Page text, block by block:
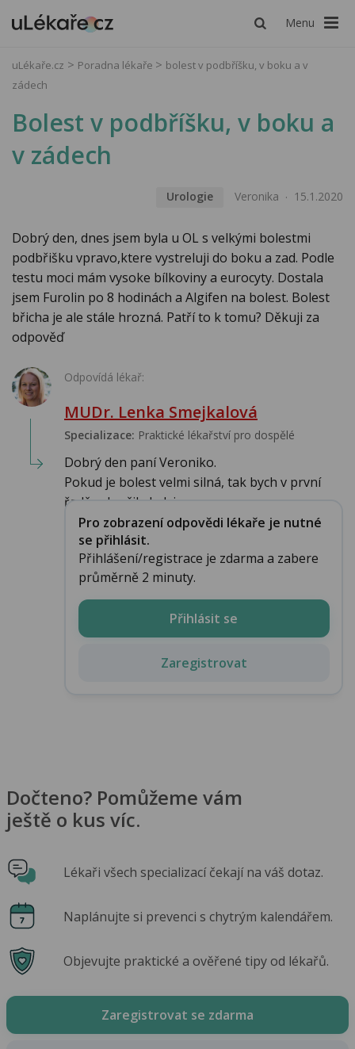
Menu
uLékaře.cz Poradna lékaře
bolest v podbříšku, v boku a v
zádech
Bolest v podbříšku, v boku a
v zádech
Urologie Veronika 15.1.2020
Dobrý den, dnes jsem byla u OL s velkými bolestmi
podbřišku vpravo,ktere vystreluji do boku a zad. Podle
testu moci mám vysoke bílkoviny a eurocyty. Dostala
jsem Furolin po 8 hodinách a Algifen na bolest. Bolest
břicha je ale stále hrozná. Patří to k tomu? Děkuji za
odpověď
Odpovídá lékař:
MUDr. Lenka Smejkalová
Specializace: Praktické lékařství pro dospělé
Dobrý den paní Veroniko.
Pokud je bolest velmi silná, tak bych v první
řadě vyloučila ledvin...
Pro zobrazení odpovědi lékaře je nutné
se přihlásit.
Přihlášení/registrace je zdarma a zabere
průměrně 2 minuty.
Přihlásit se
Zaregistrovat
Dočteno? Pomůžeme vám
ještě o kus víc.
Lékaři všech specializací čekají na váš dotaz.
Naplánujte si prevenci s chytrým kalendářem.
Objevujte praktické a ověřené tipy od lékařů.
Zaregistrovat se zdarma